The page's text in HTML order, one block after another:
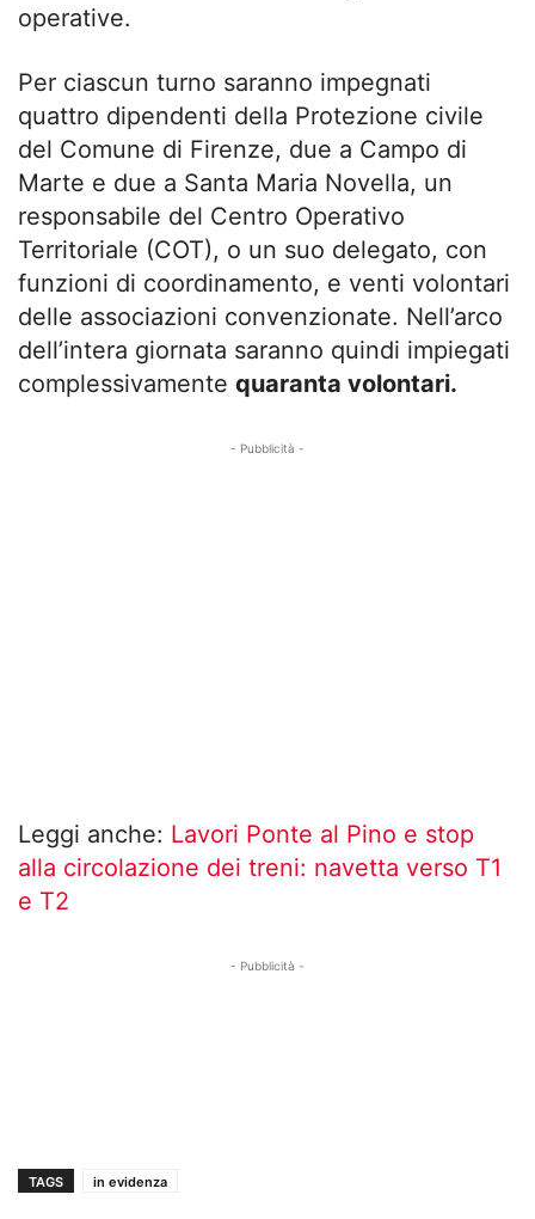
operative.
Per ciascun turno saranno impegnati
quattro dipendenti della Protezione civile
del Comune di Firenze, due a Campo di
Marte e due a Santa Maria Novella, un
responsabile del Centro Operativo
Territoriale (COT), o un suo delegato, con
funzioni di coordinamento, e venti volontari
delle associazioni convenzionate. Nell’arco
dell’intera giornata saranno quindi impiegati
complessivamente quaranta volontari.
- Pubblicità -
Leggi anche: Lavori Ponte al Pino e stop
alla circolazione dei treni: navetta verso T1
e T2
- Pubblicità -
TAGS in evidenza